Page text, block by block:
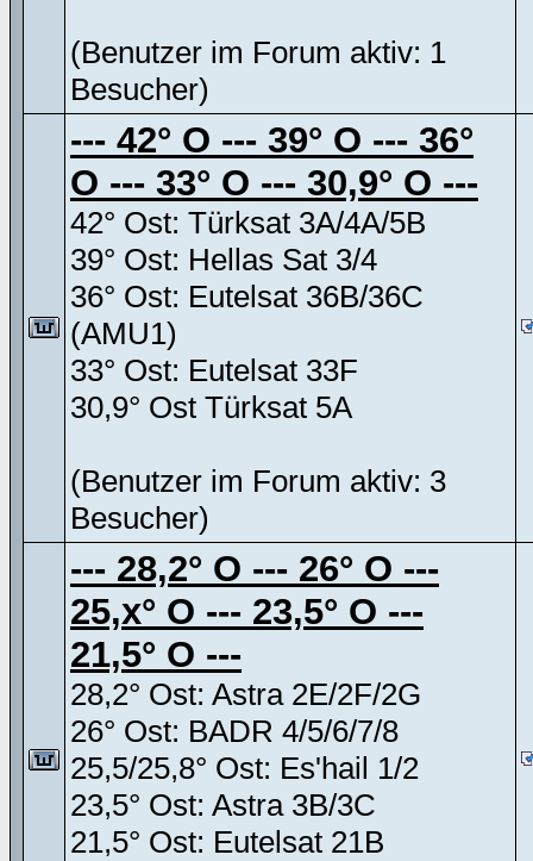
(Benutzer im Forum aktiv: 1
Besucher)
--- 42° O --- 39° O --- 36°
O --- 33° O --- 30,9° O ---
42° Ost: Türksat 3A/4A/5B
39° Ost: Hellas Sat 3/4
36° Ost: Eutelsat 36B/36C
(AMU1)
33° Ost: Eutelsat 33F
30,9° Ost Türksat 5A
(Benutzer im Forum aktiv: 3
Besucher)
--- 28,2° O --- 26° O ---
25,x° O --- 23,5° O ---
21,5° O ---
28,2° Ost: Astra 2E/2F/2G
26° Ost: BADR 4/5/6/7/8
25,5/25,8° Ost: Es'hail 1/2
23,5° Ost: Astra 3B/3C
21,5° Ost: Eutelsat 21B